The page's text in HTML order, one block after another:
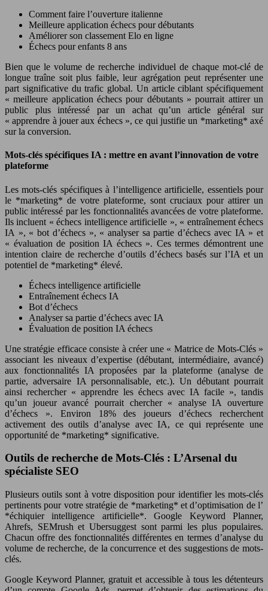
Comment faire l’ouverture italienne
Meilleure application échecs pour débutants
Améliorer son classement Elo en ligne
Échecs pour enfants 8 ans
Bien que le volume de recherche individuel de chaque mot-clé de
longue traîne soit plus faible, leur agrégation peut représenter une
part significative du trafic global. Un article ciblant spécifiquement
« meilleure application échecs pour débutants » pourrait attirer un
public plus intéressé par un achat qu’un article général sur
« apprendre à jouer aux échecs », ce qui justifie un *marketing* axé
sur la conversion.
Mots-clés spécifiques IA : mettre en avant l’innovation de votre
plateforme
Les mots-clés spécifiques à l’intelligence artificielle, essentiels pour
le *marketing* de votre plateforme, sont cruciaux pour attirer un
public intéressé par les fonctionnalités avancées de votre plateforme.
Ils incluent « échecs intelligence artificielle », « entraînement échecs
IA », « bot d’échecs », « analyser sa partie d’échecs avec IA » et
« évaluation de position IA échecs ». Ces termes démontrent une
intention claire de recherche d’outils d’échecs basés sur l’IA et un
potentiel de *marketing* élevé.
Échecs intelligence artificielle
Entraînement échecs IA
Bot d’échecs
Analyser sa partie d’échecs avec IA
Évaluation de position IA échecs
Une stratégie efficace consiste à créer une « Matrice de Mots-Clés »
associant les niveaux d’expertise (débutant, intermédiaire, avancé)
aux fonctionnalités IA proposées par la plateforme (analyse de
partie, adversaire IA personnalisable, etc.). Un débutant pourrait
ainsi rechercher « apprendre les échecs avec IA facile », tandis
qu’un joueur avancé pourrait chercher « analyse IA ouverture
d’échecs ». Environ 18% des joueurs d’échecs recherchent
activement des outils d’analyse avec IA, ce qui représente une
opportunité de *marketing* significative.
Outils de recherche de Mots-Clés : L’Arsenal du
spécialiste SEO
Plusieurs outils sont à votre disposition pour identifier les mots-clés
pertinents pour votre stratégie de *marketing* et d’optimisation de l’
*échiquier intelligence artificielle*. Google Keyword Planner,
Ahrefs, SEMrush et Ubersuggest sont parmi les plus populaires.
Chacun offre des fonctionnalités différentes en termes d’analyse du
volume de recherche, de la concurrence et des suggestions de mots-
clés.
Google Keyword Planner, gratuit et accessible à tous les détenteurs